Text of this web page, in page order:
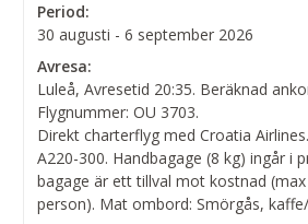
Period:
30 augusti - 6 september 2026
Avresa:
Luleå, Avresetid 20:35. Beräknad
Flygnummer: OU 3703.
Direkt charterflyg med Croatia
A220-300. Handbagage (8 kg) ingår i
bagage är ett tillval mot kostnad
person). Mat ombord: Smörgås,